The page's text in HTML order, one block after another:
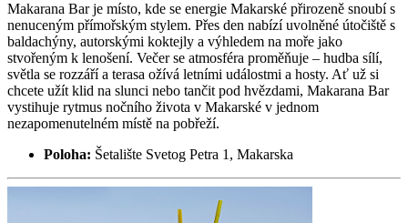
Makarana Bar je místo, kde se energie Makarské přirozeně snoubí s
nenuceným přímořským stylem. Přes den nabízí uvolněné útočiště s
baldachýny, autorskými koktejly a výhledem na moře jako
stvořeným k lenošení. Večer se atmosféra proměňuje – hudba sílí,
světla se rozzáří a terasa ožívá letními událostmi a hosty. Ať už si
chcete užít klid na slunci nebo tančit pod hvězdami, Makarana Bar
vystihuje rytmus nočního života v Makarské v jednom
nezapomenutelném místě na pobřeží.
Poloha: Šetalište Svetog Petra 1, Makarska